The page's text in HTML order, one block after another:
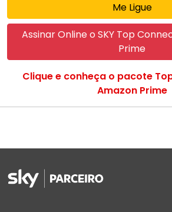
Me Ligue
Assinar Online o SKY Top
Prime
Clique e conheça o pacote
Amazon Prime